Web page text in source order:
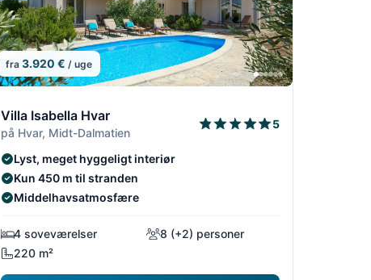
fra3.920 € / uge
Villa Isabella Hvar
på Hvar, Midt-Dalmatien
5
Lyst, meget hyggeligt interiør
Kun 450 m til stranden
Middelhavsatmosfære
4 soveværelser
8 (+2) personer
220 m²